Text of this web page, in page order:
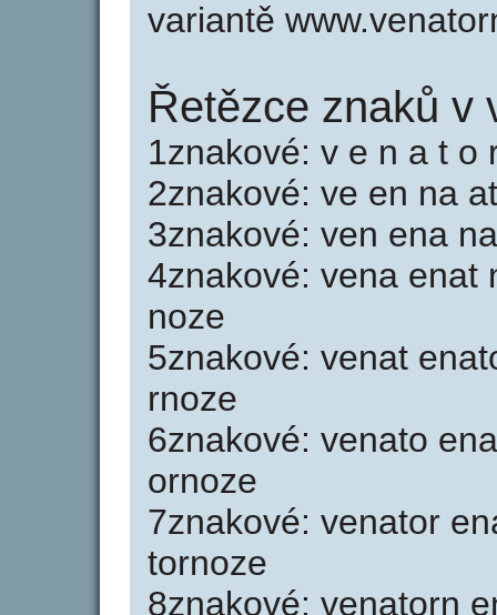
variantě
Řetězce znaků v
1znakové: v e n a t o
2znakové: ve en na
3znakové: ven ena
4znakové: vena enat
noze
5znakové: venat
rnoze
6znakové: venato
ornoze
7znakové: venator
tornoze
8znakové: venatorn